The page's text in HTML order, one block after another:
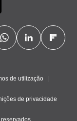
de utilização
de privacidade